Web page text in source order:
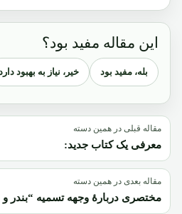
این مقاله مفید بود؟
بله، مفید بود خیر، نیاز به بهبود
مقاله قبلی در همین دسته
معرفی یک کتاب جدید:
مقاله بعدی در همین دسته
مختصری دربارۀ وجهه تسمیه “بندر